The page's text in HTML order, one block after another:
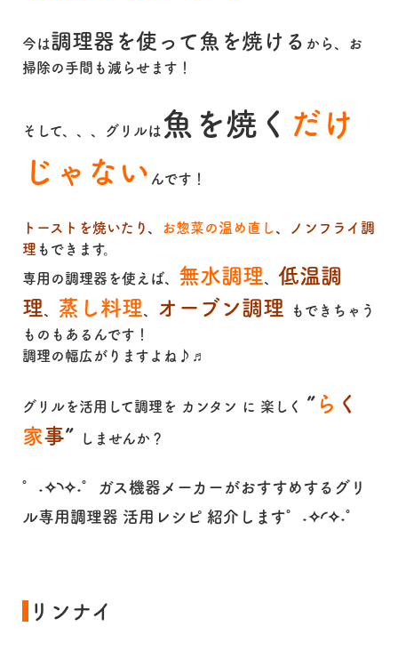
今は調理器を使って魚を焼ける から、お
掃除の手間も減らせます！
そして、、、グリルは 魚を焼く だけ
じゃない んです！
トーストを焼いたり 、 お惣菜の温め直し、
ノンフライ調
理 もできます。
専用の調理器を使えば、 無水調理、 低温調
理、 蒸し料理、 オーブン調理
もできちゃう
ものもあるんです！
調理の幅広がりますよね♪♬
グリルを活用して調理を カンタン に 楽しく ” ら く
家事” しませんか？
°˖✧◝✧˖°ガス機器メーカーがおすすめするグリ
ル専用調理器 活用レシピ 紹介します°˖✧◜✧˖°
リンナイ